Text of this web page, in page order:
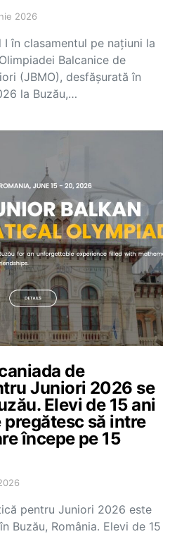
2026
în clasamentul pe națiuni la
Balcanice de
(JBMO), desfășurată în
la Buzău,…
de
Juniori 2026 se
Elevi de 15 ani
să intre
începe pe 15
pentru Juniori 2026 este
Buzău, România. Elevi de 15